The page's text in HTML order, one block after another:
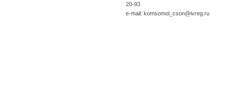
20-93
e-mail: komsomol_cson@ivreg.ru